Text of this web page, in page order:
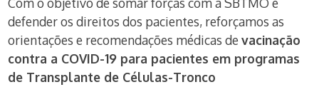
defender os direitos dos pacientes, reforçamos as
orientações e recomendações médicas devacinação
contra a COVID-19 para pacientes em programas
de Transplante de Células-Tronco